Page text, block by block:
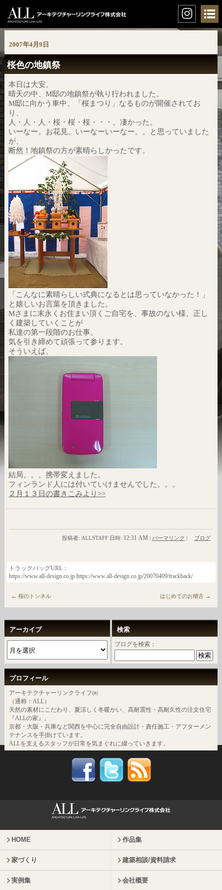
2007年4月9日
桜色の地鎮祭
本日は大安。
晴天の中、M邸の地鎮祭が執り行われました。
M邸に向かう車中、「桜まつり」なるものが開催されてお
り、
人・人・人・桜・桜・桜・・・。凄かった。
いーなー。お花見。いーなーいーなー。。と思っていました
が、
断然！地鎮祭の方が素晴らしかったです。
「こんなに素晴らしい式典になるとは思っていなかった！」
と嬉しいお言葉を頂きました。
Mさまに末永くお住まい頂くご自宅を、事故のない様、正し
く建築していくことが
私達の第一段階のお仕事。
気を引き締めて頑張って参ります。
そういえば、
結局。。。携帯変えました。
フィンランド人には付いていけませんでした。。。
２月１３日の書きこみより>>
投稿者: ALLSTAFF 日時: 12:31 AM | パーマリンク | ブログ
トラックバッグURL：
https://www.all-design.co.jp https://www.all-design.co.jp/20070409/trackback/
← 桜のトンネル はじめてのお稽古 →
アーカイブ 検索
ブログを検索：
プロフィール
アーキテクチャーリンクライフ㈱
（通称：ALL）
天然の素材にこだわり、夏涼しく冬暖かい、高耐震性・高耐久性の注文住宅
『ALLの家』。
京都・大阪・兵庫など関西を中心に完全自由設計・責任施工・アフターメン
テナンスを手掛けています。
ALLを支えるスタッフが日常を気まぐれに綴っていきます。
HOME 作品集
家づくり 建築相談/資料請求
実例集 会社概要